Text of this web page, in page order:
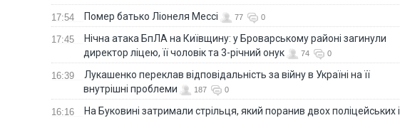
17:54 Помер батько Ліонеля Мессі 77 0
17:45
Нічна атака БпЛА на Київщину: у Броварському районі загинули
директор ліцею, її чоловік та 3-річний онук
74 0
16:39
Лукашенко переклав відповідальність за війну в Україні на її
внутрішні проблеми
187 0
16:16
На Буковині затримали стрільця, який поранив двох поліцейських і